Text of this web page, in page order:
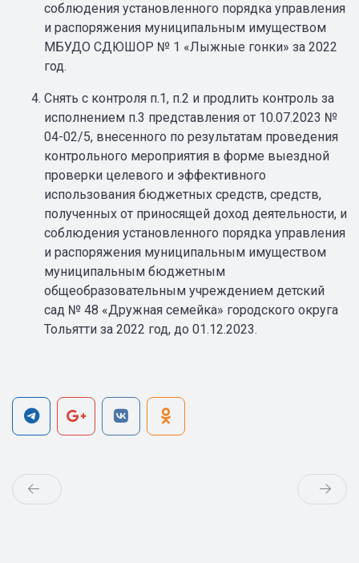
соблюдения установленного порядка управления
и распоряжения муниципальным имуществом
МБУДО СДЮШОР № 1 «Лыжные гонки» за 2022
год.
Снять с контроля п.1, п.2 и продлить контроль за
исполнением п.3 представления от 10.07.2023 №
04-02/5, внесенного по результатам проведения
контрольного мероприятия в форме выездной
проверки целевого и эффективного
использования бюджетных средств, средств,
полученных от приносящей доход деятельности, и
соблюдения установленного порядка управления
и распоряжения муниципальным имуществом
муниципальным бюджетным
общеобразовательным учреждением детский
сад № 48 «Дружная семейка» городского округа
Тольятти за 2022 год, до 01.12.2023.